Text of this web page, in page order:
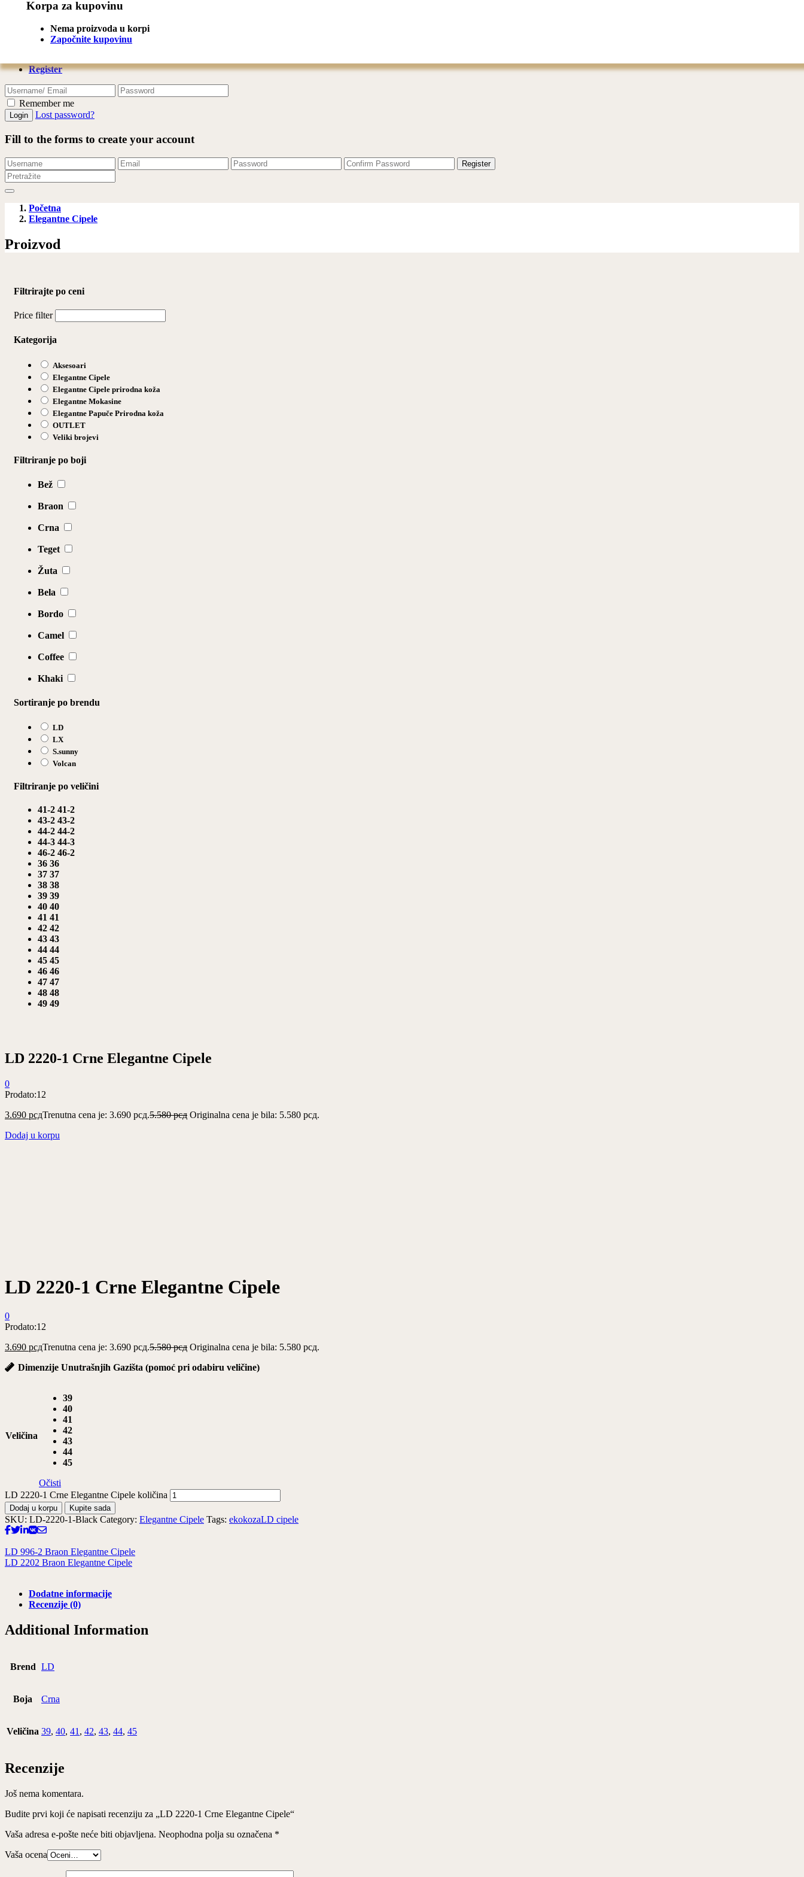
Register
Remember me
Lost password?
Fill to the forms to create your account
Korpa za kupovinu
Nema proizvoda u korpi
Započnite kupovinu
Početna
Elegantne Cipele
Proizvod
Filtrirajte po ceni
Price filter
Kategorija
Aksesoari
Elegantne Cipele
Elegantne Cipele prirodna koža
Elegantne Mokasine
Elegantne Papuče Prirodna koža
OUTLET
Veliki brojevi
Filtriranje po boji
Bež
Braon
Crna
Teget
Žuta
Bela
Bordo
Camel
Coffee
Khaki
Sortiranje po brendu
LD
LX
S.sunny
Volcan
Filtriranje po veličini
41-2 41-2
43-2 43-2
44-2 44-2
44-3 44-3
46-2 46-2
36 36
37 37
38 38
39 39
40 40
41 41
42 42
43 43
44 44
45 45
46 46
47 47
48 48
49 49
LD 2220-1 Crne Elegantne Cipele
0
Prodato:12
3.690 рсдTrenutna cena je: 3.690 рсд.5.580рсд Originalna cena je bila: 5.580 рсд.
Dodaj u korpu
LD 2220-1 Crne Elegantne Cipele
0
Prodato:12
3.690 рсдTrenutna cena je: 3.690 рсд.5.580рсд Originalna cena je bila: 5.580 рсд.
Dimenzije Unutrašnjih Gazišta (pomoć pri odabiru veličine)
Veličina
39
40
41
42
43
44
45
Očisti
LD 2220-1 Crne Elegantne Cipele količina
Dodaj u korpu Kupite sada
SKU: LD-2220-1-Black Category: Elegantne Cipele Tags: ekokozaLD cipele
LD 996-2 Braon Elegantne Cipele
LD 2202 Braon Elegantne Cipele
Dodatne informacije
Recenzije (0)
Additional Information
Brend LD
Boja Crna
Veličina 39, 40, 41 , 42, 43, 44, 45
Recenzije
Još nema komentara.
Budite prvi koji će napisati recenziju za „LD 2220-1 Crne Elegantne Cipele“
Vaša adresa e-pošte neće biti objavljena. Neophodna polja su označena *
Vaša ocena